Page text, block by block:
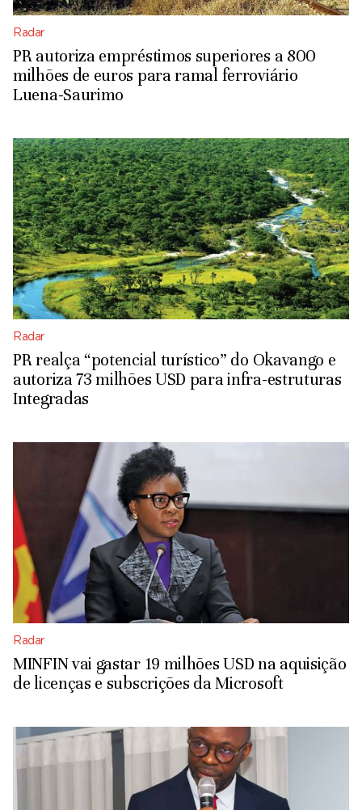
Radar
PR autoriza empréstimos superiores a 800
milhões de euros para ramal ferroviário
Luena-Saurimo
Radar
PR realça “potencial turístico” do Okavango e
autoriza 73 milhões USD para infra-estruturas
Integradas
Radar
MINFIN vai gastar 19 milhões USD na aquisição
de licenças e subscrições da Microsoft